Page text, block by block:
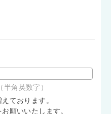
角英数字）
ております。
願いいたします。